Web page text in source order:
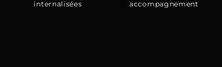
internalisées accompagnement